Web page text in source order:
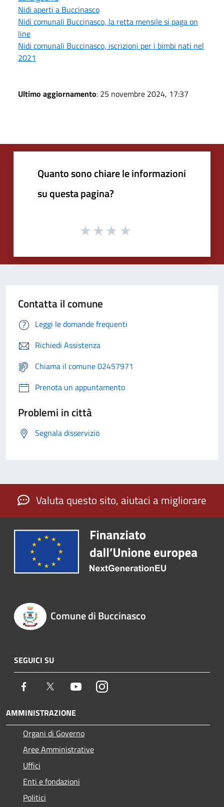
Nidi aperti a Buccinasco
Nidi comunali Buccinasco, la retta mensile si paga on
line
Nidi comunali Buccinasco, iscrizioni per i bimbi nati nel
2021
Ultimo aggiornamento: 25 novembre 2024, 17:37
Quanto sono chiare le informazioni
su questa pagina?
Contatta il comune
Leggi le domande frequenti
Richiedi Assistenza
Chiama il comune 02457971
Prenota un appuntamento
Problemi in città
Segnala disservizio
Valuta questo sito, aiutaci a migliorare
Comune di Buccinasco
SEGUICI SU
Facebook Twitter YoutubeInstagram
AMMINISTRAZIONE
Organi di Governo
Aree Amministrative
Uffici
Enti e fondazioni
Politici